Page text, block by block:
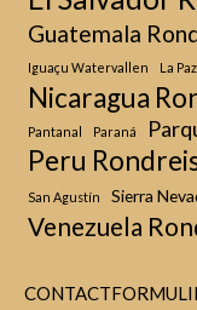
Guatemala
Iguaçu Watervallen
La Paz
Nicaragua
Pantanal Paraná
Peru
San Agustín
Sierra
Venezuela